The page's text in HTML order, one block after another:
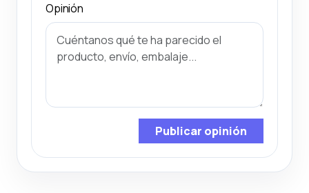
Opinión
Publicar opinión